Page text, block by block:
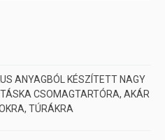
ANYAGBÓL KÉSZÍTETT NAGY
CSOMAGTARTÓRA, AKÁR
TÚRÁKRA